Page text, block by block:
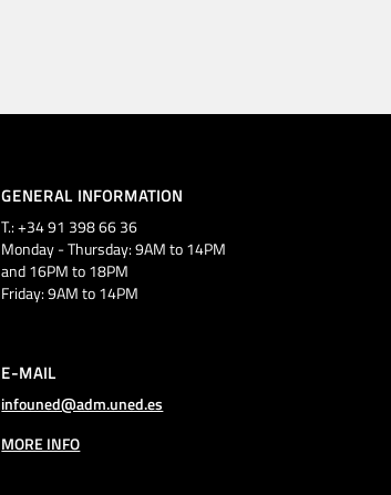
GENERAL INFORMATION
T.: +34 91 398 66 36
Monday - Thursday: 9AM to 14PM
and 16PM to 18PM
Friday: 9AM to 14PM
E-MAIL
infouned@adm.uned.es
MORE INFO